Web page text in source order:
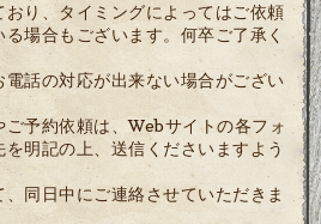
り、タイミングによってはご依頼
場合もございます。何卒ご了承く
電話の対応が出来ない場合がござい
予約依頼は、Webサイトの各フォ
明記の上、送信くださいますよう
同日中にご連絡させていただきま